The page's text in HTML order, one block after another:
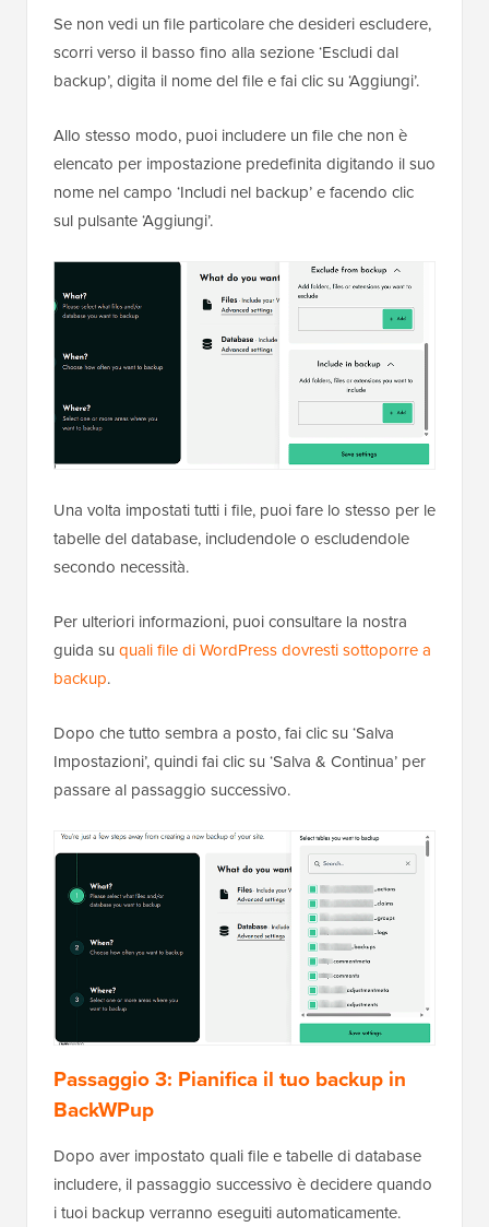
Se non vedi un file particolare che desideri escludere,
scorri verso il basso fino alla sezione ‘Escludi dal
backup’, digita il nome del file e fai clic su ‘Aggiungi’.
Allo stesso modo, puoi includere un file che non è
elencato per impostazione predefinita digitando il suo
nome nel campo ‘Includi nel backup’ e facendo clic
sul pulsante ‘Aggiungi’.
Una volta impostati tutti i file, puoi fare lo stesso per le
tabelle del database, includendole o escludendole
secondo necessità.
Per ulteriori informazioni, puoi consultare la nostra
guida su quali file di WordPress dovresti sottoporre a
backup.
Dopo che tutto sembra a posto, fai clic su ‘Salva
Impostazioni’, quindi fai clic su ‘Salva & Continua’ per
passare al passaggio successivo.
Passaggio 3: Pianifica il tuo backup in
BackWPup
Dopo aver impostato quali file e tabelle di database
includere, il passaggio successivo è decidere quando
i tuoi backup verranno eseguiti automaticamente.